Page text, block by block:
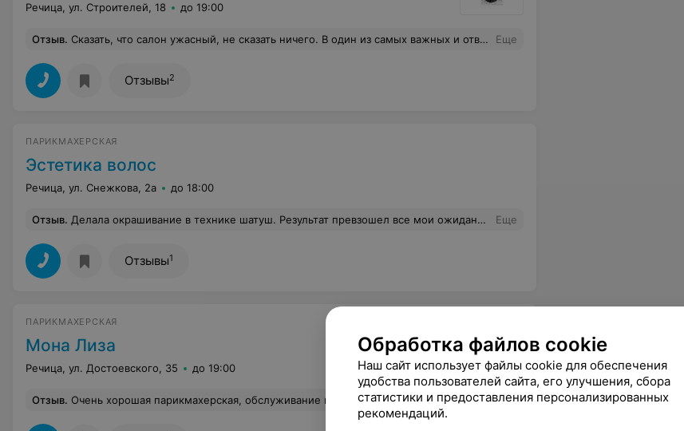
Речица, ул. Строителей, 18 до 19:00
Отзыв. Сказать, что салон ужасный, не сказать ничего. В один из самых важных и ответственных дней испортили всё настроение до истерики. На консультации уверили, что в референсе нет ничего сложного и будет всё супер, но при выполнении работы моего мнения не учитывали, получилось пугало... Макияж и прическу сделали отвратительно, выбежала в слезах и уже дома старалась исправить ситуацию, хотя оставалось совсем мало времени. По началу была оговорена одна цена, а на выходе переобулись и требовали больше. Совет, если не хотите рыдать в день, когда у вас значимое событие, сюда не идите, вас просто испортят... Еще
Отзывы2
ПАРИКМАХЕРСКАЯ
Эстетика волос
Речица, ул. Снежкова, 2а до 18:00
Отзыв. Делала окрашивание в технике шатуш. Результат превзошел все мои ожидания! Очень понравился мастер Яна. Она просто преобразила меня. Время пробежало незаметно. В итоге получилось именно так, как хотела, даже лучше !!! Попадание в цвет-100 %.Рекомендую !!! Еще
Отзывы1
ПАРИКМАХЕРСКАЯ
Мона Лиза
Речица, ул. Достоевского, 35 до 19:00
Отзыв. Очень хорошая парикмахерская, обслуживание великолепное, интерьер нормальный не навязчивый, быстрое и качественное обслуживание. Еще
Обработка файлов cookie
Наш сайт использует файлы cookie для обеспечения
удобства пользователей сайта, его улучшения, сбора
статистики и предоставления персонализированных
рекомендаций.